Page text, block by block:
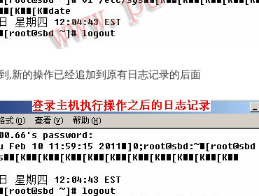
,新的操作已经追加到原有日志记录的后面